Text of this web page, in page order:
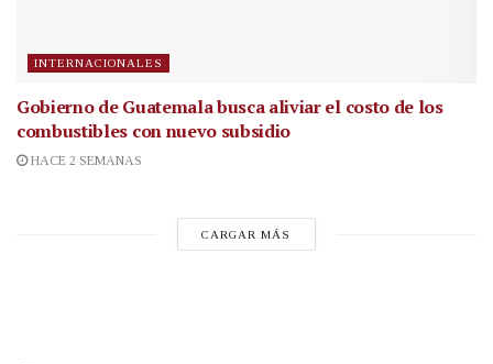
INTERNACIONALES
Gobierno de Guatemala busca aliviar el costo de los
combustibles con nuevo subsidio
HACE 2 SEMANAS
CARGAR MÁS